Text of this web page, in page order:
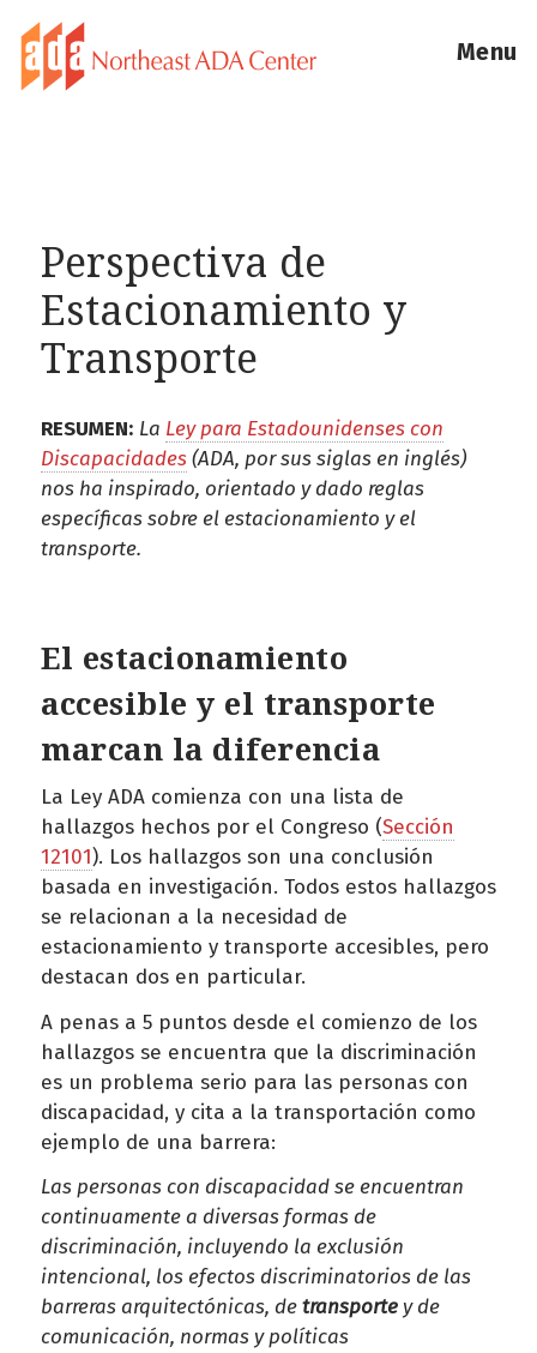
Menu
Perspectiva de
Estacionamiento y
Transporte
RESUMEN: La Ley para Estadounidenses con
Discapacidades(ADA, por sus siglas en inglés)
nos ha inspirado, orientado y dado reglas
específicas sobre el estacionamiento y el
transporte.
El estacionamiento
accesible y el transporte
marcan la diferencia
La Ley ADA comienza con una lista de
hallazgos hechos por el Congreso (Sección
12101). Los hallazgos son una conclusión
basada en investigación. Todos estos hallazgos
se relacionan a la necesidad de
estacionamiento y transporte accesibles, pero
destacan dos en particular.
A penas a 5 puntos desde el comienzo de los
hallazgos se encuentra que la discriminación
es un problema serio para las personas con
discapacidad, y cita a la transportación como
ejemplo de una barrera:
Las personas con discapacidad se encuentran
continuamente a diversas formas de
discriminación, incluyendo la exclusión
intencional, los efectos discriminatorios de las
barreras arquitectónicas, detransportey de
comunicación, normas y políticas